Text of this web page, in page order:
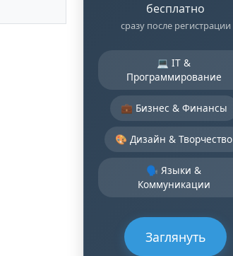
бесплатно
сразу после регистрации
💻 IT &
Программирование
💼 Бизнес & Финансы
🎨 Дизайн & Творчество
🗣️ Языки &
Коммуникации
Заглянуть